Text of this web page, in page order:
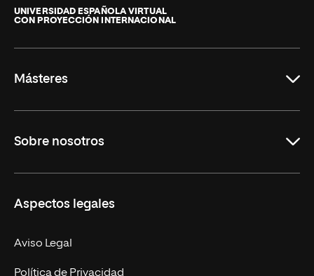
de
La
UNIVERSIDAD ESPAÑOLA VIRTUAL
CON PROYECCIÓN INTERNACIONAL
Másteres
Derecho
Empresa
MBA
Marketing y Comunicación
Sobre nosotros
Nuestro Equipo
Contacto
Aspectos legales
Aviso Legal
Política de Privacidad